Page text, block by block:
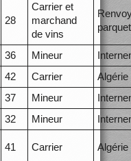
28
Carrier et
marchand
de vins
parquet
36 Mineur
42 Carrier
37 Mineur
32 Mineur
41 Carrier Algérie